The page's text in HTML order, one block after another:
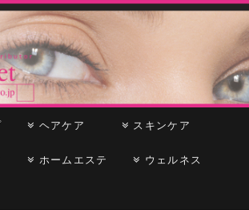
ヘアケア スキンケア
ホームエステ ウェルネス